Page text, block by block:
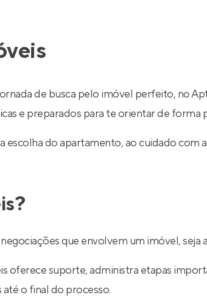
de busca pelo imóvel perfeito, no
e preparados para te orientar de forma
escolha do apartamento, ao cuidado
que envolvem um imóvel, seja
suporte, administra etapas
o final do processo.